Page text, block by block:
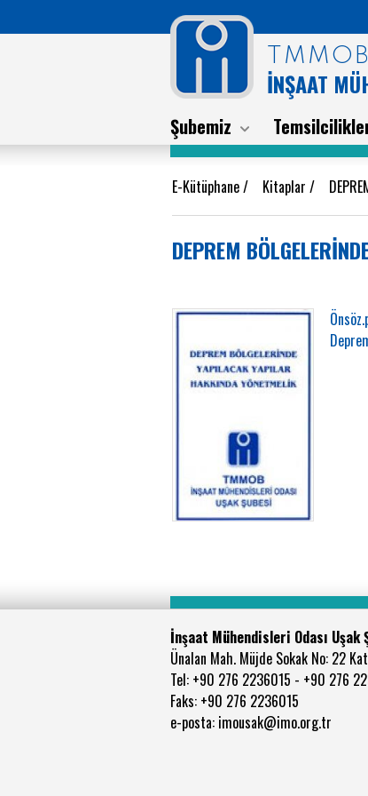
TMMOB
İNŞAAT
Şubemiz
E-Kütüphane/ Kitaplar /
DEPREM
İnşaat Mühendisleri Odası Uşak
Ünalan Mah. Müjde Sokak No: 22
Tel: +90 276 2236015 - +90 276
Faks: +90 276 2236015
e-posta: imousak@imo.org.tr